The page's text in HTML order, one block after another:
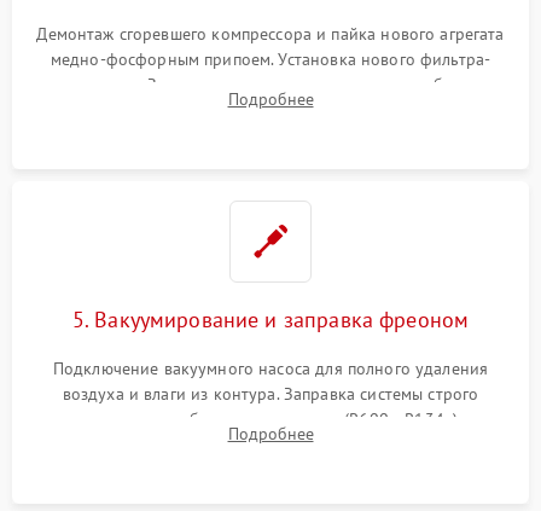
Демонтаж сгоревшего компрессора и пайка нового агрегата
медно-фосфорным припоем. Установка нового фильтра-
осушителя. Замена изношенных вентиляторов обдува,
сломанных заслонок или поврежденных дверных петель.
Подробнее
5. Вакуумирование и заправка фреоном
Подключение вакуумного насоса для полного удаления
воздуха и влаги из контура. Заправка системы строго
дозированным объемом хладагента (R600a, R134a) по
электронным весам. Контроль рабочего давления в системе.
Подробнее